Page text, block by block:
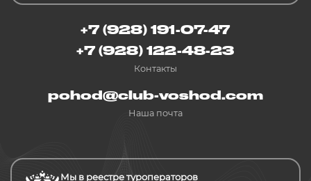
+7 (928) 191-07-47
+7 (928) 122-48-23
Контакты
pohod@club-voshod.com
Наша почта
Мы в реестре туроператоров